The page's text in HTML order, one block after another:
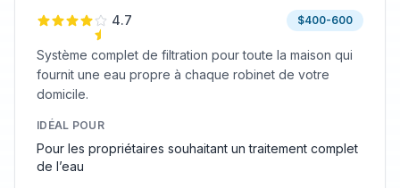
4.7 $400-600
Système complet de filtration pour toute la maison qui
fournit une eau propre à chaque robinet de votre
domicile.
IDÉAL POUR
Pour les propriétaires souhaitant un traitement complet
de l’eau